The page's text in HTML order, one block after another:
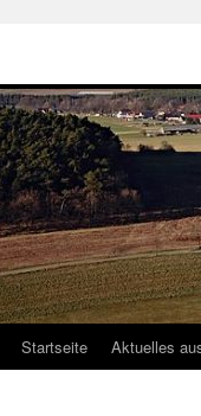
ZumStartseite Aktuelles